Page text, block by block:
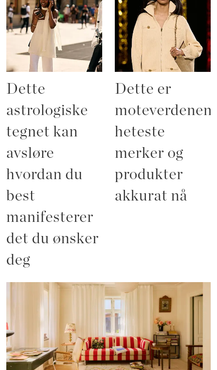
Dette
astrologiske
tegnet kan
avsløre
hvordan du
best
manifesterer
det du ønsker
deg
Dette er
heteste
merker og
produkter
akkurat nå